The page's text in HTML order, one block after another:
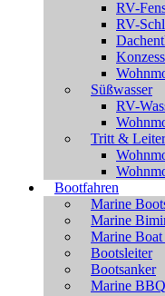
RV-
RV-
Süßwasser
RV-
Tritt & Leiter
Bootfahren
Marine
Marine
Marine Boat
Bootsleiter
Bootsanker
Marine